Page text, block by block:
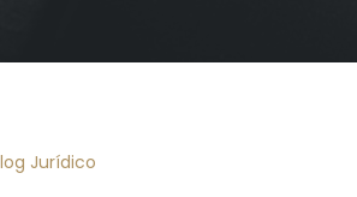
Jurídico